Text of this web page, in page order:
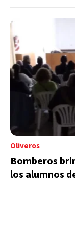
Oliveros
Bomberos
los alumnos